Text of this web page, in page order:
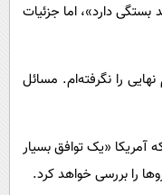
بستگی دارد»، اما جزئیات
را نگرفته‌ام. مسائل
آمریکا «یک توافق بسیار
را بررسی خواهد کرد.